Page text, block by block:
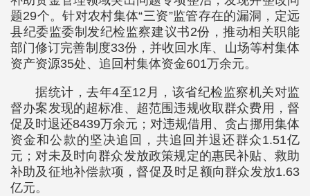
题29个。针对农村集体“三资”监管存在的漏洞，定远
县纪委监委制发纪检监察建议书2份，推动相关职能
部门修订完善制度33份，并收回水库、山场等村集体
资产资源35处、追回村集体资金601万余元。
据统计，去年4至12月，该省纪检监察机关对监
督办案发现的超标准、超范围违规收取群众费用，督
促及时退还8439万余元；对违规借用、贪占挪用集体
资金和公款的坚决追回，共追回并退还群众1.51亿
元；对未及时向群众发放政策规定的惠民补贴、救助
补助及征地补偿款项，督促及时足额向群众发放1.63
亿元。